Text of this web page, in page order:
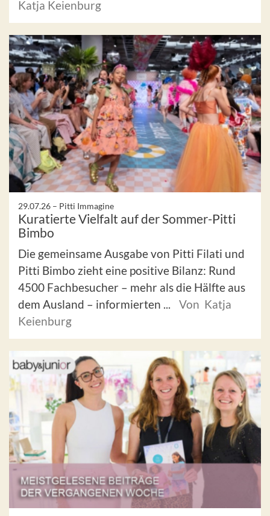
Katja Keienburg
29.07.26 – Pitti Immagine
Kuratierte Vielfalt auf der Sommer-Pitti
Bimbo
Die gemeinsame Ausgabe von Pitti Filati und
Pitti Bimbo zieht eine positive Bilanz: Rund
4500 Fachbesucher – mehr als die Hälfte aus
dem Ausland – informierten ...
Von Katja
Keienburg